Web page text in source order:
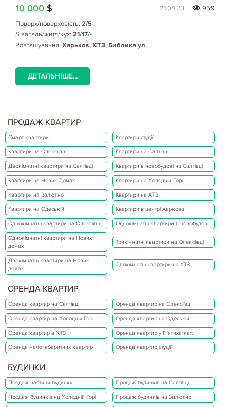
10 000 $ 21.04.23
959
Поверх/поверховість: 2/5
S загаль/житл/кух: 21/17/-
Розташування: Харьков, ХТЗ, Библика ул.
ДЕТАЛЬНІШЕ...
ПРОДАЖ КВАРТИР
Смарт квартири Квартири студії
Квартири на Олексіївці Квартири на Салтівці
Двокімнатні квартири на Салтівці Квартири в новобудові на Салтівці
Квартири на Нових Домах Квартири на Холодній Горі
Квартири на Залютіно Квартири на ХТЗ
Квартири на Одеській Квартири в центрі Харкова
Однокімнатні квартири на Олексіївці Однокімнатні квартири в новобудові
Однокімнатні квартири на Нових
домах
Трикімнатні квартири на Олексіївці
Двокімнатні квартири на Нових
домах
Двокімнатні квартири на ХТЗ
ОРЕНДА КВАРТИР
Оренда квартир на Салтівці Оренда квартир на Олексіївці
Оренда квартир на Холодній Горі Оренда квартир на Одеській
Оренда квартир в ХТЗ Оренда квартир у П'ятихатках
Оренда малогабаритних квартир Оренда квартир студій
БУДИНКИ
Продаж частини будинку Продаж будинків на Салтівці
Продаж будинків на Холодній Горі Продаж будинків на Залютіно